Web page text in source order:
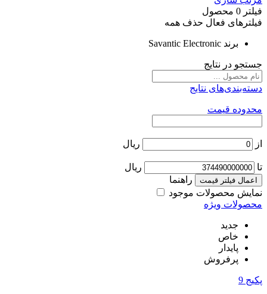
فیلتر 0 محصول
فیلترهای فعال حذف همه
برند Savantic Electronic
جستجو در نتایج
دسته‌بندی‌های نتایج
محدوده قیمت
از ریال
تا ریال
اعمال فیلتر قیمت
راهنما
نمایش محصولات موجود
محصولات ویژه
جدید
خاص
پایدار
پرفروش
پکیج 9